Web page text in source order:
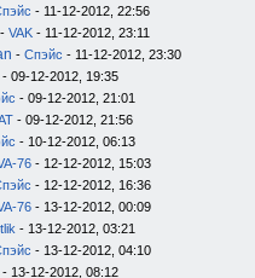
- 11-12-2012, 22:56
- VAK - 11-12-2012, 23:11
- Спэйс - 11-12-2012, 23:30
- 09-12-2012, 19:35
- 09-12-2012, 21:01
- 09-12-2012, 21:56
- 10-12-2012, 06:13
76 - 12-12-2012, 15:03
- 12-12-2012, 16:36
76 - 13-12-2012, 00:09
- 13-12-2012, 03:21
- 13-12-2012, 04:10
- 13-12-2012, 08:12